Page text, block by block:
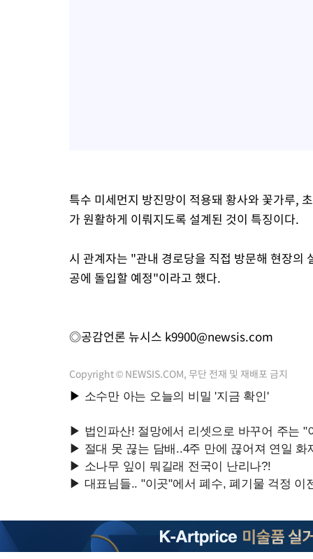
특수 미세먼지 방진망이 적용돼 황사와 꽃가루,
가 원활하게 이뤄지도록 설계된 것이 특징이다.
시 관계자는 "관내 경로당을 직접 방문해 현장의
공에 돌입할 예정"이라고 했다.
◎공감언론 뉴시스 k9900@newsis.com
Copyright © NEWSIS.COM, 무단 전재 및 재배포 금지